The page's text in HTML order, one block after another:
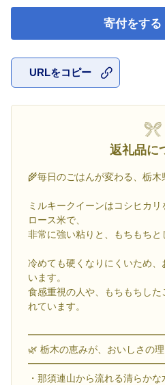
寄付をする
URLをコピー
返礼品に
🌾毎日のごはんが変わる、栃
ミルキークイーンはコシヒカ
ロース米で、
非常に強い粘りと、もちもちと
冷めても硬くなりにくいため
います。
食感重視の人や、もちもちした
れています。
🌿 栃木の恵みが、おいしさの
・那須連山から流れる清らかな